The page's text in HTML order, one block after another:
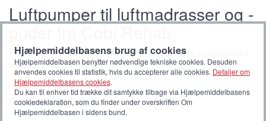
Luftpumper til luftmadrasser og -
puder fra Cobi Rehab
Pumper som anvendes i forbindelse med statiske og dynamiske
luftmadrasser og -puder.
Filtrér på detaljer
Hjælpemiddelbasens brug af cookies
Hjælpemiddelbasen benytter nødvendige tekniske cookies. Desuden
anvendes cookies til statistik, hvis du accepterer alle cookies. Detaljer om
Hjælpemiddelbasens cookies.
Du kan til enhver tid trække dit samtykke tilbage via Hjælpemiddelbasens
cookiedeklaration, som du finder under overskriften Om
Hjælpemiddelbasen i sidens bund.